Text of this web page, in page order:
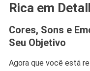
Rica em
Cores, Sons e
Seu Objetivo
Agora que você está